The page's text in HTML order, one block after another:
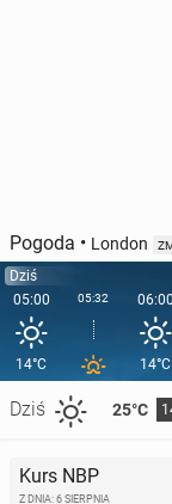
Pogoda • London
Dziś
05:00
14°C
Dziś 25°C
05:32 06:00
14°C
Kurs NBP
Z DNIA: 6 SIERPNIA